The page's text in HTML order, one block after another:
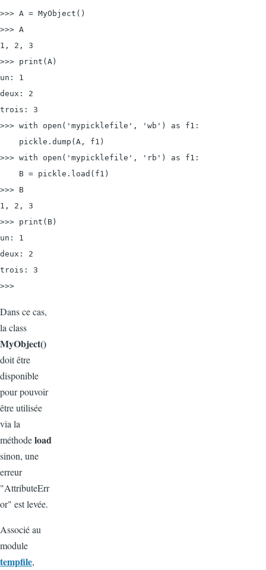
>>> A = MyObject()
>>> A
1, 2, 3
>>> print(A)
un: 1
deux: 2
trois: 3
>>> with open('mypicklefile', 'wb') as f1:
    pickle.dump(A, f1)
>>> with open('mypicklefile', 'rb') as f1:
    B = pickle.load(f1)
>>> B
1, 2, 3
>>> print(B)
un: 1
deux: 2
trois: 3
>>>
Dans ce cas,
la class
MyObject()
doit être
disponible
pour pouvoir
être utilisée
via la
méthodeload
sinon, une
erreur
"AttributeErr
or" est levée.
Associé au
module
tempfile,